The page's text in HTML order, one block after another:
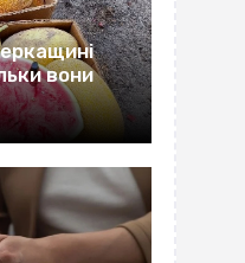
вони